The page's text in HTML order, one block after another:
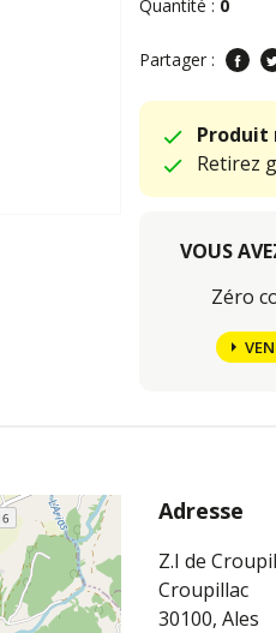
Quantité : 0
Partager :
Produit
Retirez
VOUS
Zéro
Adresse
Z.I de
Croupillac
30100, Ales